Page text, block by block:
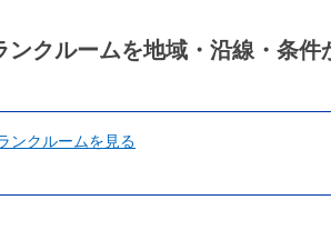
ンクルームを地域・沿線・条件
ンクルームを見る